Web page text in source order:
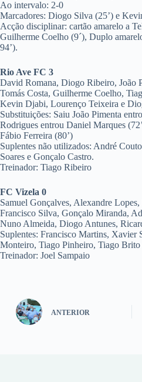
Ao intervalo: 2-0
Marcadores: Diogo Silva (25’) e
Acção disciplinar: cartão amarelo a
Guilherme Coelho (9´), Duplo
94’).
Rio Ave FC 3
David Romana, Diogo Ribeiro, João
Tomás Costa, Guilherme Coelho,
Kevin Djabi, Lourenço Teixeira e
Substituições: Saiu João Pimenta
Rodrigues entrou Daniel Marques
Fábio Ferreira (80’)
Suplentes não utilizados: André
Soares e Gonçalo Castro.
Treinador: Tiago Ribeiro
FC Vizela 0
Samuel Gonçalves, Alexandre
Francisco Silva, Gonçalo Miranda,
Nuno Almeida, Diogo Antunes,
Suplentes: Francisco Martins, Xavier
Monteiro, Tiago Pinheiro, Tiago
Treinador: Joel Sampaio
ANTERIOR